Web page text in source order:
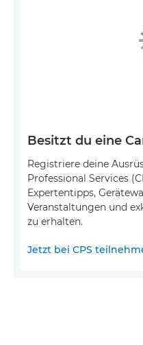
Besitzt du eine
Registriere deine
Professional Services
Expertentipps,
Veranstaltungen und
zu erhalten.
Jetzt bei CPS